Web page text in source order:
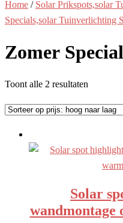
Home / Solar Prikspots,solar
Specials,solar Tuinverlichting
Zomer
Toont alle 2 resultaten
prijs:
naar
Solar
wandmontage